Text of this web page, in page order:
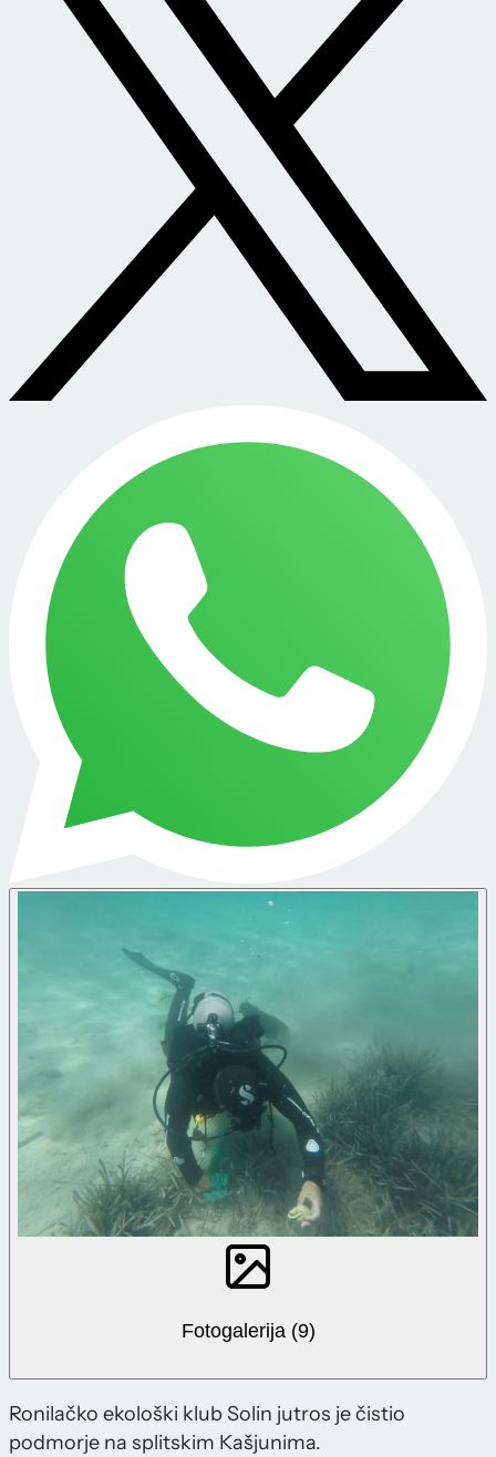
Fotogalerija (9)
Ronilačko ekološki klub Solin jutros je čistio
podmorje na splitskim Kašjunima.